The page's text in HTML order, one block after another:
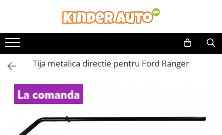
Toate Produsele
Produse in stoc
Masinute electrice
ATV & UTV Electrice
Vehicule electrice adulti
Vehicule speciale copii
Motociclete Drift-Trike
Tija metalica directie pentru Ford Ranger